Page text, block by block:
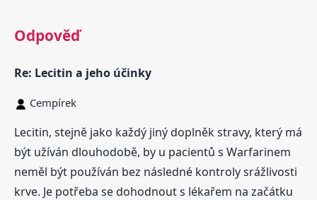
Odpověď
Re: Lecitin a jeho účinky
Cempírek
Lecitin, stejně jako každý jiný doplněk stravy, který má
být užíván dlouhodobě, by u pacientů s Warfarinem
neměl být používán bez následné kontroly srážlivosti
krve. Je potřeba se dohodnout s lékařem na začátku